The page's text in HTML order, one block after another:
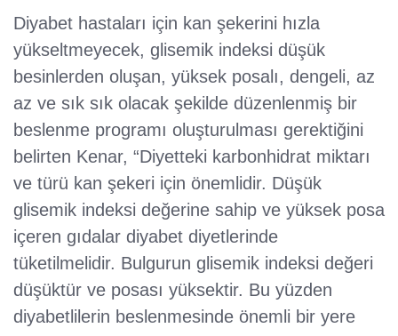
Diyabet hastaları için kan şekerini hızla
yükseltmeyecek, glisemik indeksi düşük
besinlerden oluşan, yüksek posalı, dengeli, az
az ve sık sık olacak şekilde düzenlenmiş bir
beslenme programı oluşturulması gerektiğini
belirten Kenar, “Diyetteki karbonhidrat miktarı
ve türü kan şekeri için önemlidir. Düşük
glisemik indeksi değerine sahip ve yüksek posa
içeren gıdalar diyabet diyetlerinde
tüketilmelidir. Bulgurun glisemik indeksi değeri
düşüktür ve posası yüksektir. Bu yüzden
diyabetlilerin beslenmesinde önemli bir yere